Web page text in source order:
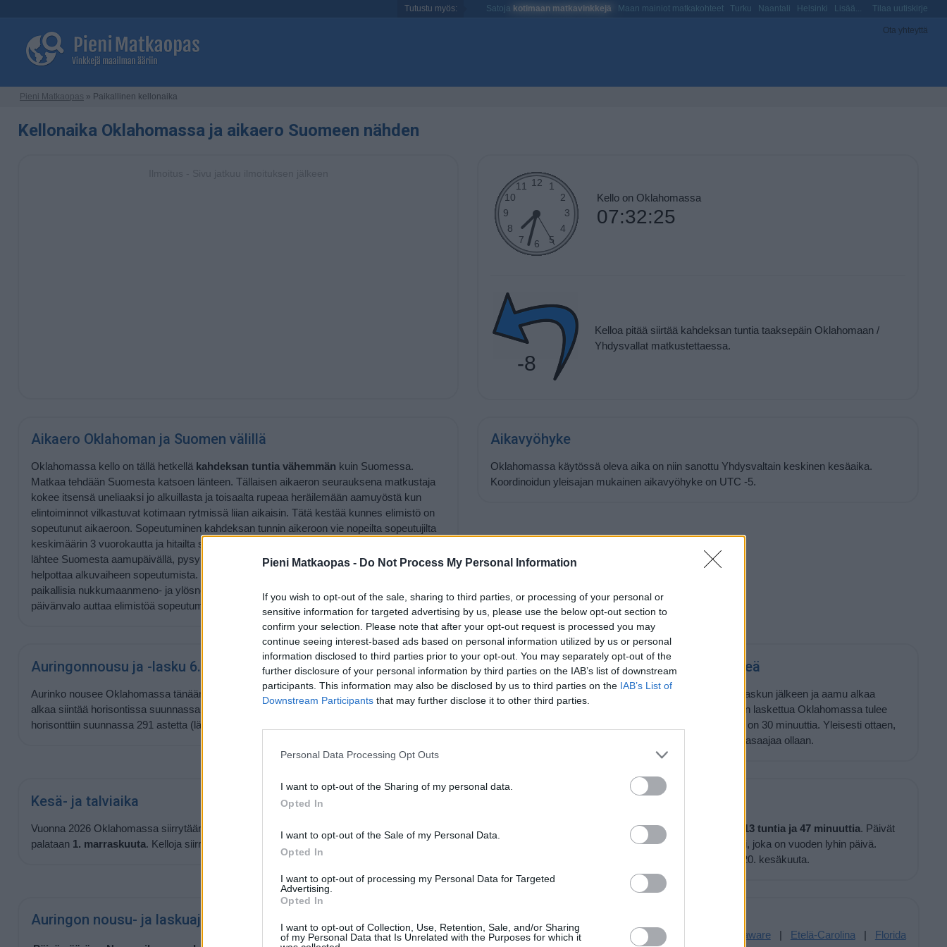
Pieni Matkaopas - Do Not Process My Personal Information
If you wish to opt-out of the sale, sharing to third parties, or processing of your personal or
sensitive information for targeted advertising by us, please use the below opt-out section to
confirm your selection. Please note that after your opt-out request is processed you may
continue seeing interest-based ads based on personal information utilized by us or personal
information disclosed to third parties prior to your opt-out. You may separately opt-out of the
further disclosure of your personal information by third parties on the IAB’s list of downstream
participants. This information may also be disclosed by us to third parties on the IAB’s List of
Downstream Participants that may further disclose it to other third parties.
Personal Data Processing Opt Outs
I want to opt-out of the Sharing of my personal data.
Opted In
I want to opt-out of the Sale of my Personal Data.
Opted In
I want to opt-out of processing my Personal Data for Targeted
Advertising.
Opted In
I want to opt-out of Collection, Use, Retention, Sale, and/or Sharing
of my Personal Data that Is Unrelated with the Purposes for which it
Tutustu myös: Satoja kotimaan matkavinkkejä Maan mainiot matkakohteet Turku Naantali Helsinki Lisää... Tilaa uutiskirje
Ota yhteyttä
Pieni Matkaopas » Paikallinen kellonaika
Kellonaika Oklahomassa ja aikaero Suomeen nähden
Kello on Oklahomassa
07:32:25
-8
Kelloa pitää siirtää kahdeksan tuntia taaksepäin Oklahomaan /
Yhdysvallat matkustettaessa.
Aikaero Oklahoman ja Suomen välillä
Oklahomassa kello on tällä hetkellä kahdeksan tuntia vähemmän kuin Suomessa.
Matkaa tehdään Suomesta katsoen länteen. Tällaisen aikaeron seurauksena matkustaja
kokee itsensä uneliaaksi jo alkuillasta ja toisaalta rupeaa heräilemään aamuyöstä kun
elintoiminnot vilkastuvat kotimaan rytmissä liian aikaisin. Tätä kestää kunnes elimistö on
sopeutunut aikaeroon. Sopeutuminen kahdeksan tunnin aikeroon vie nopeilta sopeutujilta
keskimäärin 3 vuorokautta ja hitailta sopeutujilta 5–6 vuorokautta. Jos valitsee lennon, joka
lähtee Suomesta aamupäivällä, pysyminen hereillä lennon aikana on helpompaa, mikä
helpottaa alkuvaiheen sopeutumista. Perillä kannattaa parhaansa mukaan noudattaa
paikallisia nukkumaanmeno- ja ylösnousuaikoja ja viettää aikaa ulkona auringossa, jolloin
päivänvalo auttaa elimistöä sopeutumaan paikalliseen aikaan.
Aikavyöhyke
Oklahomassa käytössä oleva aika on niin sanottu Yhdysvaltain keskinen kesäaika.
Koordinoidun yleisajan mukainen aikavyöhyke on UTC -5.
Auringonnousu ja -lasku 6.8.2026
Aurinko nousee Oklahomassa tänään kello ja laskee kello
. Nouseva aurinko
alkaa siintää horisontissa suunnassa 69 astetta (itä) ja laskeva aurinko painuu mailleen
horisonttiin suunnassa 291 astetta (länsi).
Kuinka nopeasti Oklahomassa tulee pimeä
Oklahomassa on hämärää vielä
auringonlaskun jälkeen ja aamu alkaa
sarastaa saman verran ennen auringonnousua. Auringon laskettua Oklahomassa tulee
pimeä nopeammin kuin Suomessa, ero Etelä-Suomeen on 30 minuuttia. Yleisesti ottaen,
hämärän aika on sitä lyhyempi, mitä lähempänä päiväntasaajaa ollaan.
Kesä- ja talviaika
Vuonna 2026 Oklahomassa siirrytään kesäaikaan
palataan 1. marraskuuta. Kelloja siirretään kesäajan takia 1 tunnilla.
Päivän pituus Oklahomassa on tähän aikaan vuodesta 13 tuntia ja 47 minuuttia. Päivät
lyhenevät hiljalleen, ja tätä jatkuu aina 21. joulukuuta asti, joka on vuoden lyhin päivä.
Tästä eteenpäin päivät alkavat pidetä, ja pisin päivä on 20. kesäkuuta.
Auringon nousu- ja laskuajat lähipäivinä
Anaheim|Boston Connecticut | Delaware| Etelä-Carolina | Florida